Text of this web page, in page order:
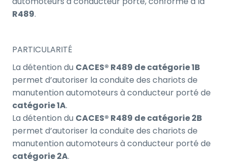
R489.
PARTICULARITÉ
La détention du CACES® R489 de catégorie 1B
permet d’autoriser la conduite des chariots de
manutention automoteurs à conducteur porté de
catégorie 1A.
La détention du CACES® R489 de catégorie 2B
permet d’autoriser la conduite des chariots de
manutention automoteurs à conducteur porté de
catégorie 2A.